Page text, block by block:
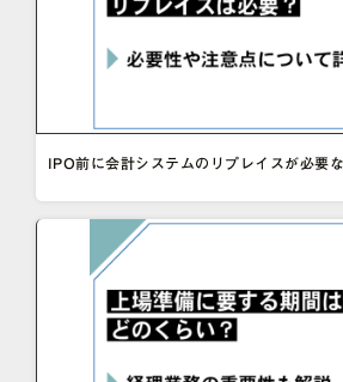
IPO前に会計システムのリプレイスが必要